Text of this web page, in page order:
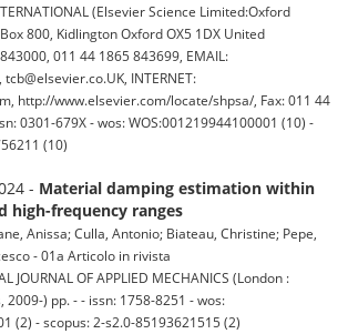
(Elsevier Science Limited:Oxford
800, Kidlington Oxford OX5 1DX United
011 44 1865 843699, EMAIL:
INTERNET:
http://www.elsevier.com/locate/shpsa/, Fax: 011 44
0301-679X - wos: WOS:001219944100001 (10) -
(10)
- Material damping estimation within
high-frequency ranges
Anissa; Culla, Antonio; Biateau, Christine; Pepe,
- 01a Articolo in rivista
JOURNAL OF APPLIED MECHANICS (London :
2009-) pp. - - issn: 1758-8251 - wos:
(2) - scopus: 2-s2.0-85193621515 (2)